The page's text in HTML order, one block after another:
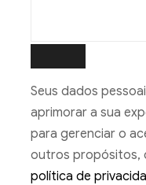
Seus dados
aprimorar a sua
para gerenciar o
outros propósitos,
política de